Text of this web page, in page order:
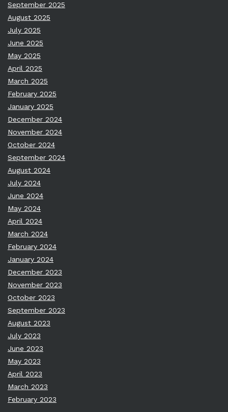
September 2025
August 2025
July 2025
June 2025
May 2025
April 2025
March 2025
February 2025
January 2025
December 2024
November 2024
October 2024
September 2024
August 2024
July 2024
June 2024
May 2024
April 2024
March 2024
February 2024
January 2024
December 2023
November 2023
October 2023
September 2023
August 2023
July 2023
June 2023
May 2023
April 2023
March 2023
February 2023